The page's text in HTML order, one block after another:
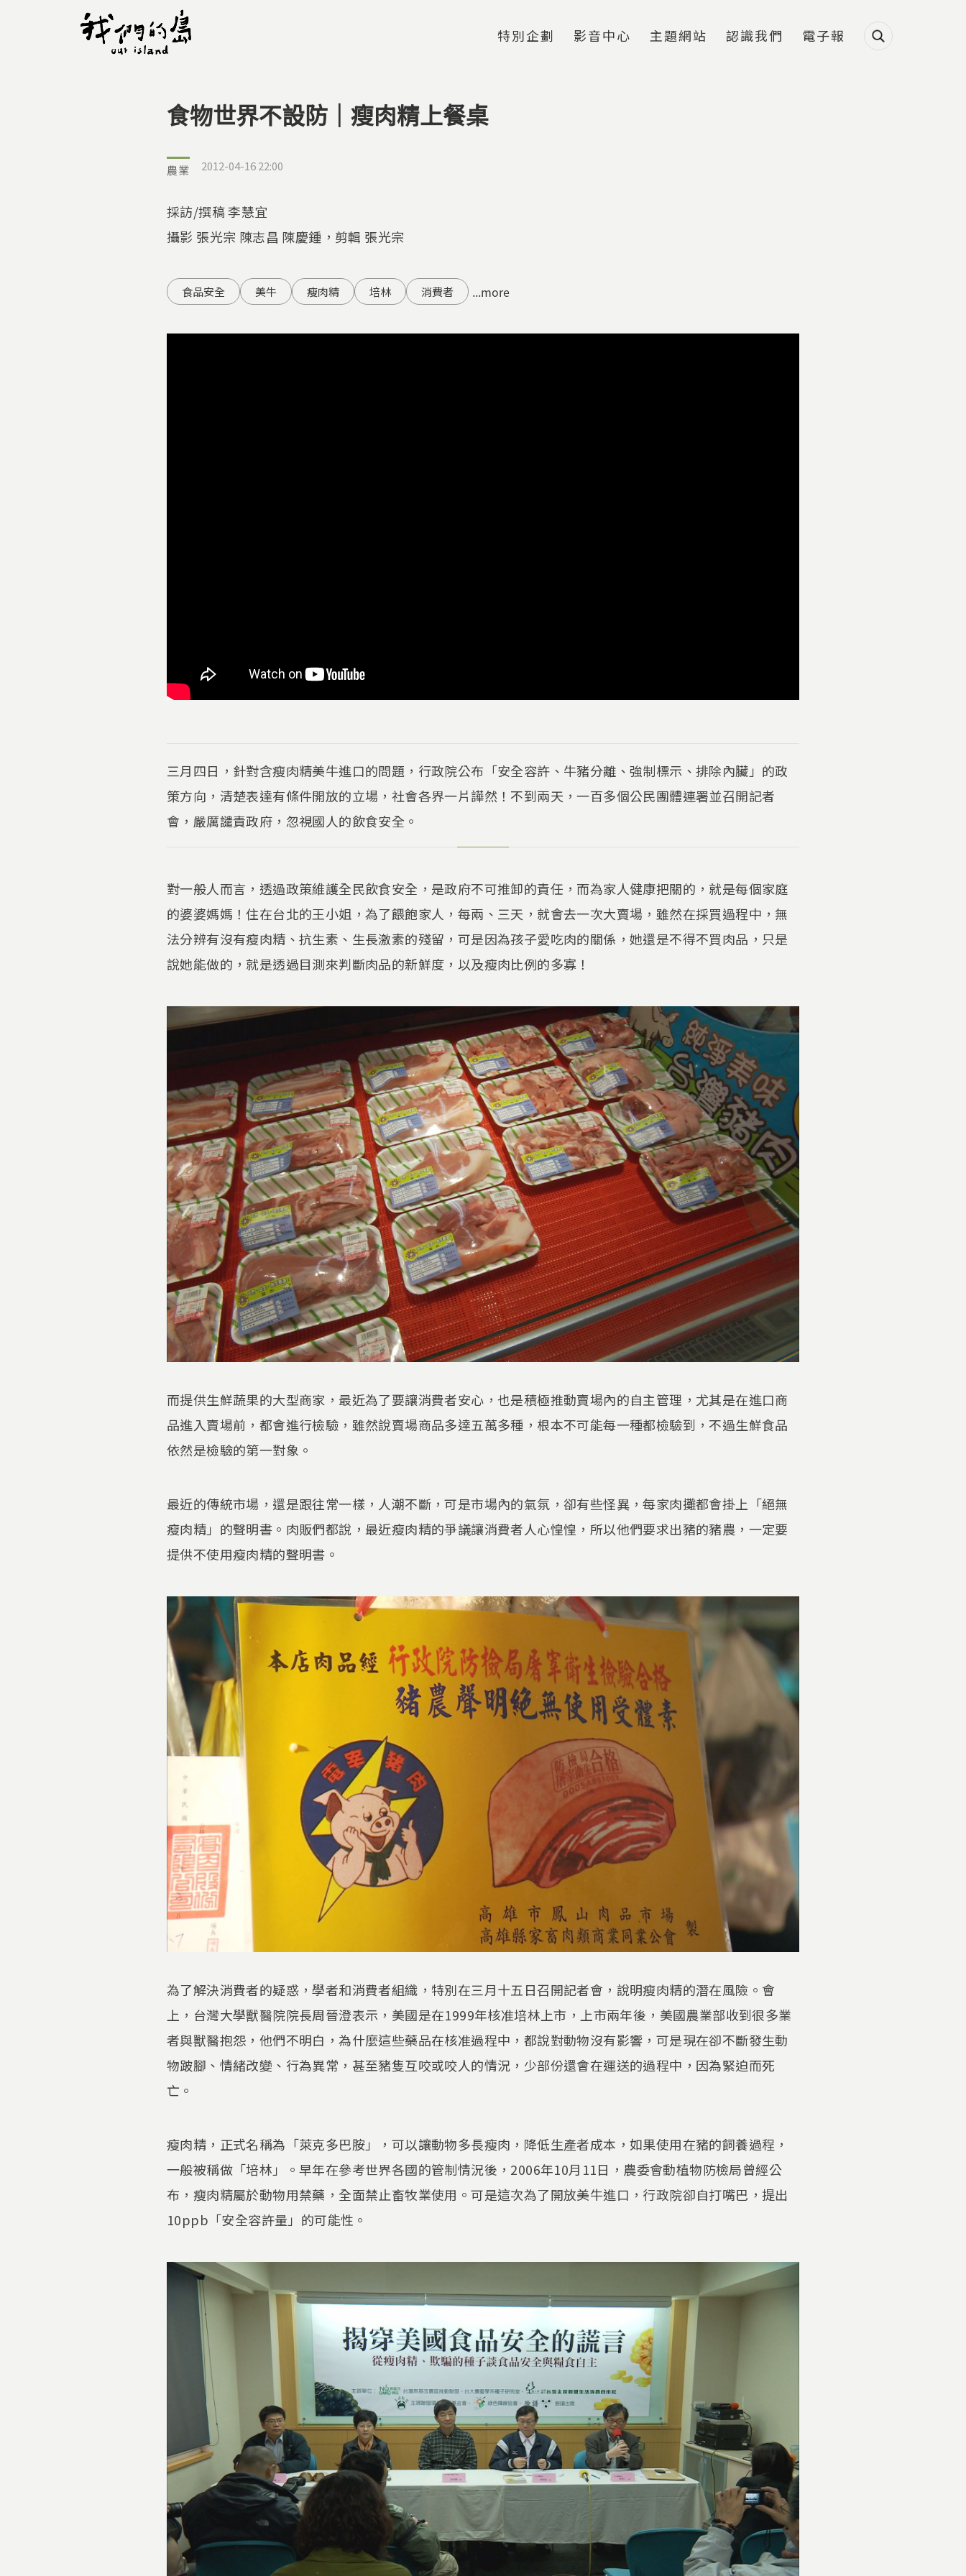
特別企劃 影音中心 主題網站 認識我們 電子報
您在這裡
食物世界不設防｜瘦肉精上餐桌
農業 2012-04-16 22:00
採訪/撰稿 李慧宜
攝影 張光宗 陳志昌 陳慶鍾，剪輯 張光宗
食品安全 美牛 瘦肉精 培林 消費者 ...more
三月四日，針對含瘦肉精美牛進口的問題，行政院公布「安全容許、牛豬分離、強制標示、排除內臟」的政
策方向，清楚表達有條件開放的立場，社會各界一片譁然！不到兩天，一百多個公民團體連署並召開記者
會，嚴厲譴責政府，忽視國人的飲食安全。
對一般人而言，透過政策維護全民飲食安全，是政府不可推卸的責任，而為家人健康把關的，就是每個家庭
的婆婆媽媽！住在台北的王小姐，為了餵飽家人，每兩、三天，就會去一次大賣場，雖然在採買過程中，無
法分辨有沒有瘦肉精、抗生素、生長激素的殘留，可是因為孩子愛吃肉的關係，她還是不得不買肉品，只是
說她能做的，就是透過目測來判斷肉品的新鮮度，以及瘦肉比例的多寡！
而提供生鮮蔬果的大型商家，最近為了要讓消費者安心，也是積極推動賣場內的自主管理，尤其是在進口商
品進入賣場前，都會進行檢驗，雖然說賣場商品多達五萬多種，根本不可能每一種都檢驗到，不過生鮮食品
依然是檢驗的第一對象。
最近的傳統市場，還是跟往常一樣，人潮不斷，可是市場內的氣氛，卻有些怪異，每家肉攤都會掛上「絕無
瘦肉精」的聲明書。肉販們都說，最近瘦肉精的爭議讓消費者人心惶惶，所以他們要求出豬的豬農，一定要
提供不使用瘦肉精的聲明書。
為了解決消費者的疑惑，學者和消費者組織，特別在三月十五日召開記者會，說明瘦肉精的潛在風險。會
上，台灣大學獸醫院院長周晉澄表示，美國是在1999年核准培林上市，上市兩年後，美國農業部收到很多業
者與獸醫抱怨，他們不明白，為什麼這些藥品在核准過程中，都說對動物沒有影響，可是現在卻不斷發生動
物跛腳、情緒改變、行為異常，甚至豬隻互咬或咬人的情況，少部份還會在運送的過程中，因為緊迫而死
亡。
瘦肉精，正式名稱為「萊克多巴胺」，可以讓動物多長瘦肉，降低生產者成本，如果使用在豬的飼養過程，
一般被稱做「培林」。早年在參考世界各國的管制情況後，2006年10月11日，農委會動植物防檢局曾經公
布，瘦肉精屬於動物用禁藥，全面禁止畜牧業使用。可是這次為了開放美牛進口，行政院卻自打嘴巴，提出
10ppb「安全容許量」的可能性。